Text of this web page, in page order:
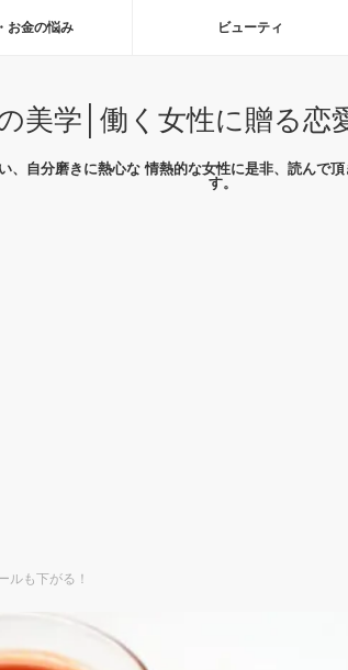
お金の悩み ビューティ
美学│働く女性に贈る恋
自分磨きに熱心な 情熱的な女性に是非、読んで
す。
ルも下がる！